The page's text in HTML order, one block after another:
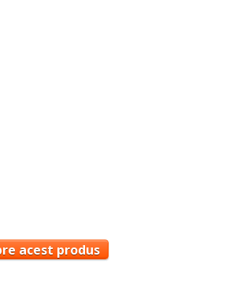
acest produs